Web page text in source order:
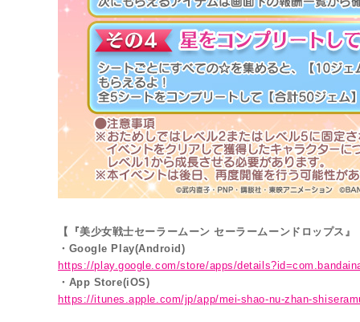
【『美少女戦士セーラームーン セーラームーンドロップス
・Google Play(Android)
https://play.google.com/store/apps/
・App Store(iOS)
https://itunes.apple.com/jp/app/mei-shao-nu-zhan-